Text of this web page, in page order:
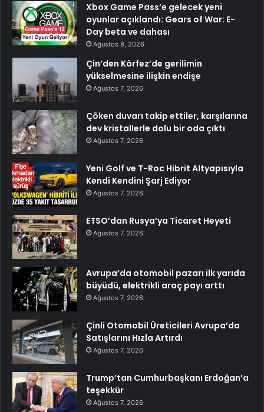
Xbox Game Pass’e gelecek yeni
oyunlar açıklandı: Gears of War: E-
Day beta ve dahası
Ağustos 8, 2026
Çin’den Körfez’de gerilimin
yükselmesine ilişkin endişe
Ağustos 7, 2026
Çöken duvarı takip ettiler, karşılarına
dev kristallerle dolu bir oda çıktı
Ağustos 7, 2026
Yeni Golf ve T-Roc Hibrit Altyapısıyla
Kendi Kendini Şarj Ediyor
Ağustos 7, 2026
ETSO’dan Rusya’ya Ticaret Heyeti
Ağustos 7, 2026
Avrupa’da otomobil pazarı ilk yarıda
büyüdü, elektrikli araç payı arttı
Ağustos 7, 2026
Çinli Otomobil Üreticileri Avrupa’da
Satışlarını Hızla Artırdı
Ağustos 7, 2026
Trump’tan Cumhurbaşkanı Erdoğan’a
teşekkür
Ağustos 7, 2026